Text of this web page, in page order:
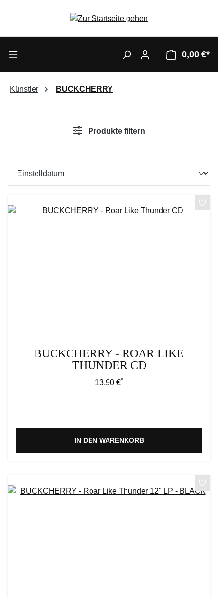
0,00 €*
Künstler BUCKCHERRY
Produkte filtern
BUCKCHERRY - ROAR LIKE
THUNDER CD
Regulärer Preis:
13,90 €*
IN DEN WARENKORB